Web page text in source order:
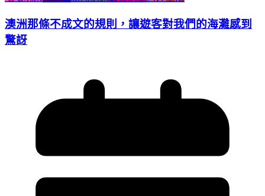
澳洲那條不成文的規則，讓遊客對我們的海灘感到
驚訝